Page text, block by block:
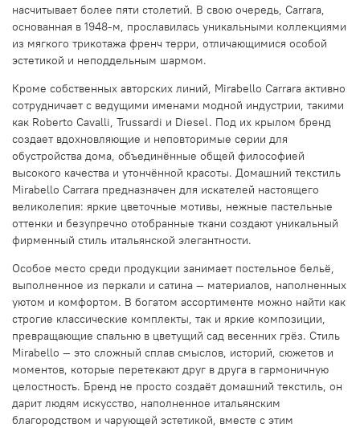
насчитывает более пяти столетий. В свою очередь, Carrara,
основанная в 1948-м, прославилась уникальными коллекциями
из мягкого трикотажа френч терри, отличающимися особой
эстетикой и неподдельным шармом.
Кроме собственных авторских линий, Mirabello Carrara активно
сотрудничает с ведущими именами модной индустрии, такими
как Roberto Cavalli, Trussardi и Diesel. Под их крылом бренд
создает вдохновляющие и неповторимые серии для
обустройства дома, объединённые общей философией
высокого качества и утончённой красоты. Домашний текстиль
Mirabello Carrara предназначен для искателей настоящего
великолепия: яркие цветочные мотивы, нежные пастельные
оттенки и безупречно отобранные ткани создают уникальный
фирменный стиль итальянской элегантности.
Особое место среди продукции занимает постельное бельё,
выполненное из перкали и сатина — материалов, наполненных
уютом и комфортом. В богатом ассортименте можно найти как
строгие классические комплекты, так и яркие композиции,
превращающие спальню в цветущий сад весенних грёз. Стиль
Mirabello — это сложный сплав смыслов, историй, сюжетов и
моментов, которые перетекают друг в друга в гармоничную
целостность. Бренд не просто создаёт домашний текстиль, он
дарит людям искусство, наполненное итальянским
благородством и чарующей эстетикой, вместе с этим